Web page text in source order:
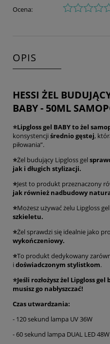
Ocena:
OPIS
HESSI ŻEL
BABY - 50ML
⭐Lipgloss gel BABY to żel
konsystencji średnio gęstej,
piłowania”.
⭐Żel budujący Lipgloss gel
jak i długich stylizacji.
⭐Jest to produkt przeznaczony
jak również nadbudowy
⭐Możesz używać żelu Lipgloss
szkieletu.
⭐Żel sprawdzi się idealnie jako
wykończeniowy.
⭐To produkt dedykowany
i doświadczonym stylistkom.
⭐Jeśli rozłożysz żel Lipgloss
musisz go nabłyszczać!
Czas utwardzania:
- 120 sekund lampa UV 36W
- 60 sekund lampa DUAL LED 48W